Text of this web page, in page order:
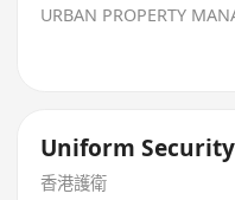
URBAN PROPERTY
Uniform
香港護衛